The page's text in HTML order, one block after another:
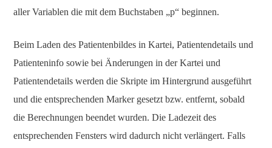
aller Variablen die mit dem Buchstaben „p“ beginnen.
Beim Laden des Patientenbildes in Kartei, Patientendetails und
Patienteninfo sowie bei Änderungen in der Kartei und
Patientendetails werden die Skripte im Hintergrund ausgeführt
und die entsprechenden Marker gesetzt bzw. entfernt, sobald
die Berechnungen beendet wurden. Die Ladezeit des
entsprechenden Fensters wird dadurch nicht verlängert. Falls